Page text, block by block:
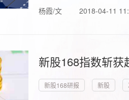
杨霞/文 2018-04-11
新股168指数斩
新股168研报 新股